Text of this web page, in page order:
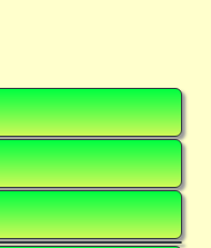
village)